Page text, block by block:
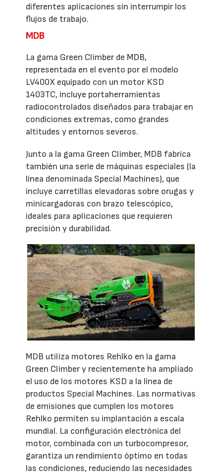
diferentes aplicaciones sin interrumpir los
flujos de trabajo.
MDB
La gama Green Climber de MDB,
representada en el evento por el modelo
LV400X equipado con un motor KSD
1403TC, incluye portaherramientas
radiocontrolados diseñados para trabajar en
condiciones extremas, como grandes
altitudes y entornos severos.
Junto a la gama Green Climber, MDB fabrica
también una serie de máquinas especiales (la
línea denominada Special Machines), que
incluye carretillas elevadoras sobre orugas y
minicargadoras con brazo telescópico,
ideales para aplicaciones que requieren
precisión y durabilidad.
MDB utiliza motores Rehlko en la gama
Green Climber y recientemente ha ampliado
el uso de los motores KSD a la línea de
productos Special Machines. Las normativas
de emisiones que cumplen los motores
Rehlko permiten su implantación a escala
mundial. La configuración electrónica del
motor, combinada con un turbocompresor,
garantiza un rendimiento óptimo en todas
las condiciones, reduciendo las necesidades